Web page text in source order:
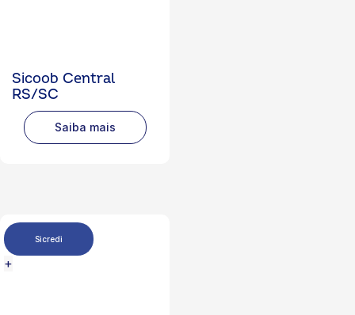
Sicoob Central
RS/SC
Saiba mais
Sicredi
+